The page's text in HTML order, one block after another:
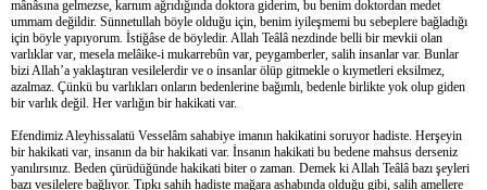
mânâsına gelmezse, karnım ağrıdığında doktora giderim, bu benim doktordan medet
ummam değildir. Sünnetullah böyle olduğu için, benim iyileşmemi bu sebeplere bağladığı
için böyle yapıyorum. İstiğâse de böyledir. Allah Teâlâ nezdinde belli bir mevkii olan
varlıklar var, mesela melâike-i mukarrebûn var, peygamberler, salih insanlar var. Bunlar
bizi Allah’a yaklaştıran vesilelerdir ve o insanlar ölüp gitmekle o kıymetleri eksilmez,
azalmaz. Çünkü bu varlıkları onların bedenlerine bağımlı, bedenle birlikte yok olup giden
bir varlık değil. Her varlığın bir hakikati var.
Efendimiz Aleyhissalatü Vesselâm sahabiye imanın hakikatini soruyor hadiste. Herşeyin
bir hakikati var, insanın da bir hakikati var. İnsanın hakikati bu bedene mahsus derseniz
yanılırsınız. Beden çürüdüğünde hakikati biter o zaman. Demek ki Allah Teâlâ bazı şeyleri
bazı vesilelere bağlıyor. Tıpkı sahih hadiste mağara ashabında olduğu gibi, salih amellere